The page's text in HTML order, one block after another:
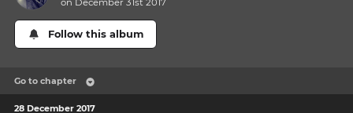
on December 31st 2017
Follow this album
Go to chapter
28 December 2017